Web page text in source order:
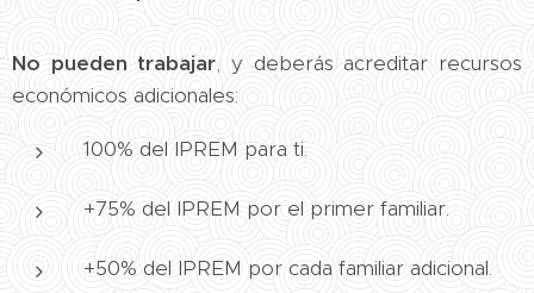
No pueden trabajar, y deberás acreditar recursos
económicos adicionales:
100% del IPREM para ti.
+75% del IPREM por el primer familiar.
+50% del IPREM por cada familiar adicional.